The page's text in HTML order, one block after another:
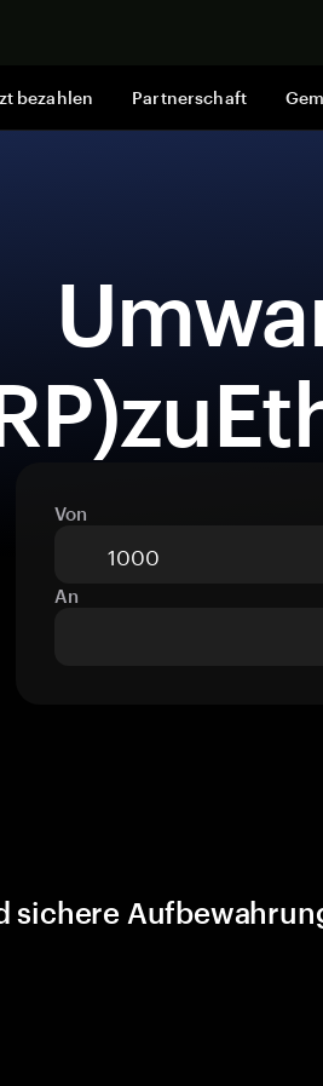
bezahlen Partnerschaft
Von
An
sichere